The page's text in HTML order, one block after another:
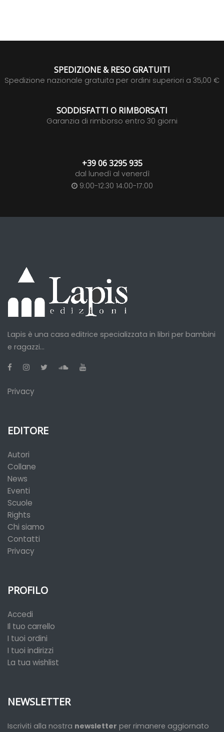
SPEDIZIONE & RESO GRATUITI
Spedizione nazionale gratuita per ordini superiori a 35,00 €
SODDISFATTI O RIMBORSATI
Garanzia di rimborso entro 30 giorni
+39 06 3295 935
dal lunedì al venerdì
9:00-12:30 14:00-17:00
Lapis è una casa editrice specializzata in libri per bambini
e ragazzi...
Privacy
EDITORE
Autori
Collane
News
Eventi
Scuole
Rights
Chi siamo
Contatti
Privacy
PROFILO
Accedi
Il tuo carrello
I tuoi ordini
I tuoi indirizzi
La tua wishlist
NEWSLETTER
Iscriviti alla nostra newsletter per rimanere aggiornato